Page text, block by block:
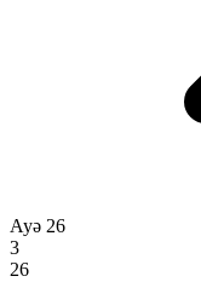
Ayə 26
3
26